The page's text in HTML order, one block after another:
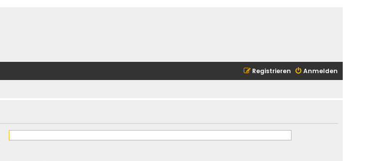
Anmelden
Registrieren